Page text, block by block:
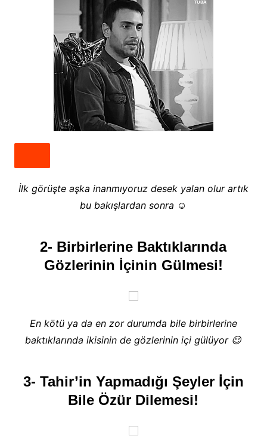
İlk görüşte aşka inanmıyoruz desek yalan olur artık
bu bakışlardan sonra ☺
2- Birbirlerine Baktıklarında
Gözlerinin İçinin Gülmesi!
En kötü ya da en zor durumda bile birbirlerine
baktıklarında ikisinin de gözlerinin içi gülüyor 😌
3- Tahir’in Yapmadığı Şeyler İçin
Bile Özür Dilemesi!